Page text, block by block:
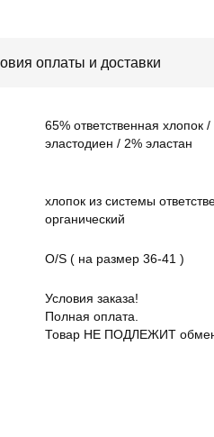
оплаты и доставки
65% ответственная хлопок
эластодиен / 2% эластан
хлопок из системы
органический
O/S ( на размер 36-41 )
Условия заказа!
Полная оплата.
Товар НЕ ПОДЛЕЖИТ